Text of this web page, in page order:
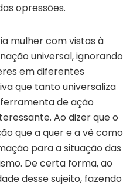
opressões.
mulher com vistas à
universal, ignorando
em diferentes
que tanto universaliza
de ação
Ao dizer que o
que a quer e a vê como
para a situação das
De certa forma, ao
desse sujeito, fazendo